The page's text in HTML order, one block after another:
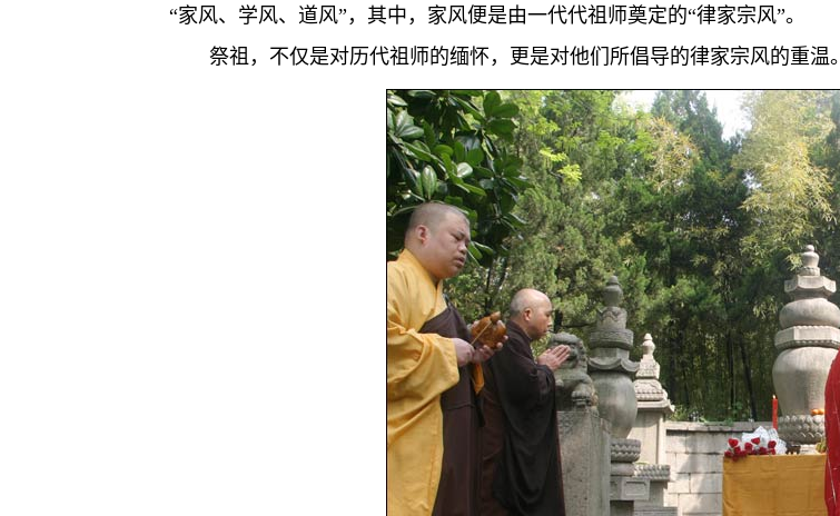
“家风、学风、道风”，其中，家风便是由一代代祖师奠定的“律家宗风”。
祭祖，不仅是对历代祖师的缅怀，更是对他们所倡导的律家宗风的重温。